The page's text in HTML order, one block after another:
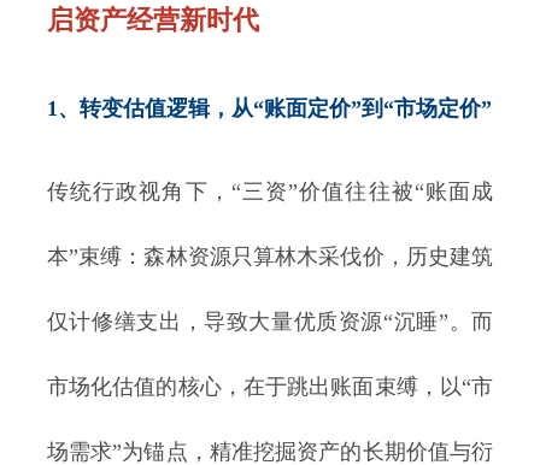
启资产经营新时代
1、转变估值逻辑，从“账面定价”到“市场定价”
传统行政视角下，“三资”价值往往被“账面成
本”束缚：森林资源只算林木采伐价，历史建筑
仅计修缮支出，导致大量优质资源“沉睡”。而
市场化估值的核心，在于跳出账面束缚，以“市
场需求”为锚点，精准挖掘资产的长期价值与衍